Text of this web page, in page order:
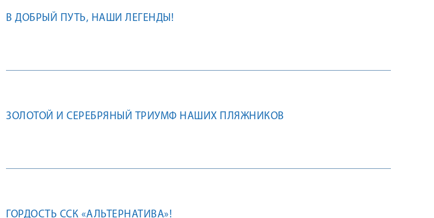
В ДОБРЫЙ ПУТЬ, НАШИ ЛЕГЕНДЫ!
ЗОЛОТОЙ И СЕРЕБРЯНЫЙ ТРИУМФ НАШИХ ПЛЯЖНИКОВ
ГОРДОСТЬ ССК «АЛЬТЕРНАТИВА»!